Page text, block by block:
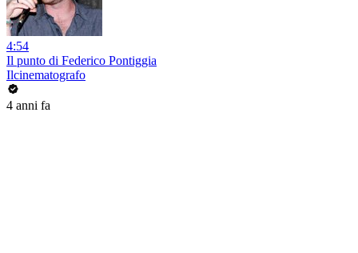
4:54
Il punto di Federico Pontiggia
Ilcinematografo
4 anni fa